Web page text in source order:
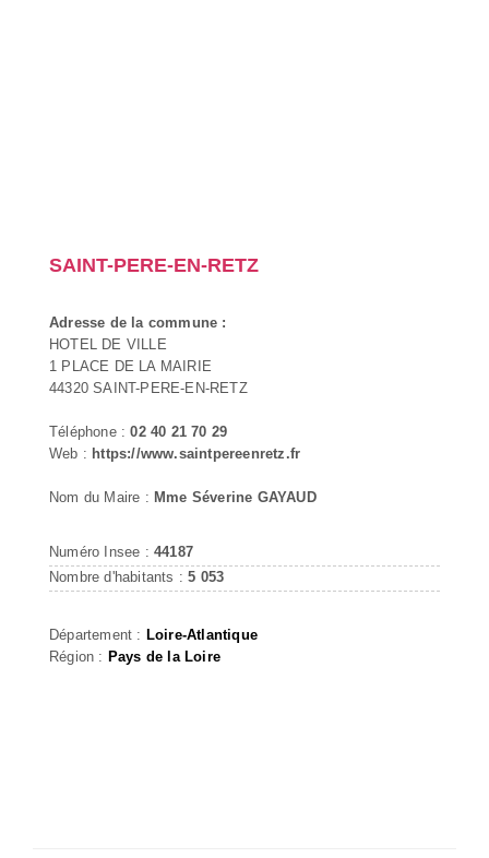
SAINT-PERE-EN-RETZ
Adresse de la commune :
HOTEL DE VILLE
1 PLACE DE LA MAIRIE
44320 SAINT-PERE-EN-RETZ
Téléphone :02 40 21 70 29
Web : https://www.saintpereenretz.fr
Nom du Maire : Mme Séverine GAYAUD
Numéro Insee : 44187
Nombre d'habitants :5 053
Département : Loire-Atlantique
Région : Pays de la Loire